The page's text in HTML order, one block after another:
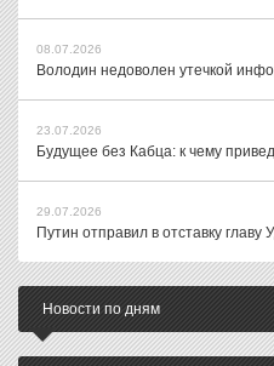
08.07.2026
Володин недоволен утечкой
23.07.2026
Будущее без Кабца: к чему
29.07.2026
Путин отправил в отставку
Новости по дням